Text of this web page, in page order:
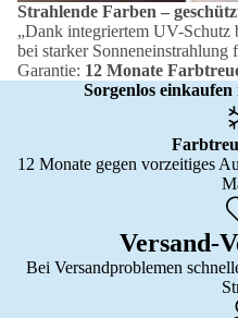
Strahlende Farben –
„Dank integriertem UV-Schutz
bei starker Sonneneinstrahlung
Garantie: 12 Monate
Sorgenlos
12 Monate gegen vorzeitiges
Versand-
Bei Versandproblemen